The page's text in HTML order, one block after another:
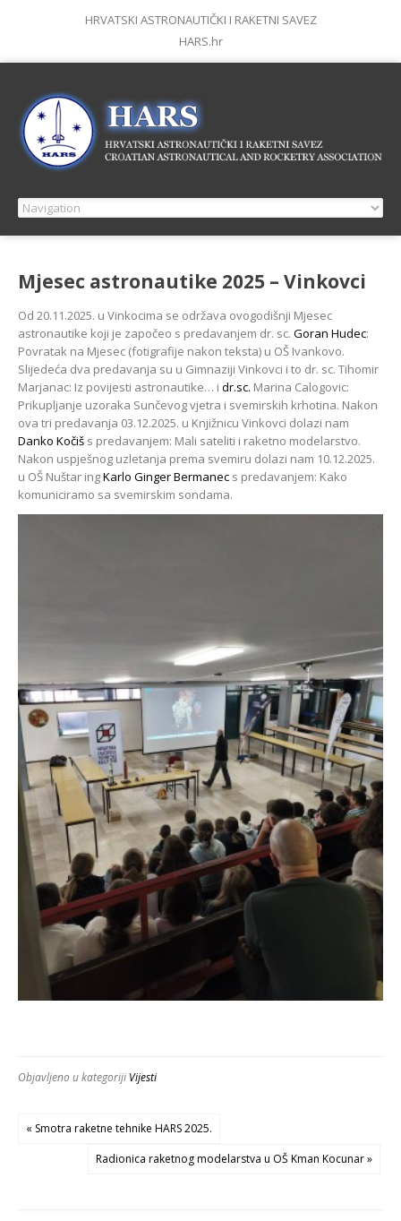
HRVATSKI ASTRONAUTIČKI I RAKETNI SAVEZ
HARS.hr
Mjesec astronautike 2025 – Vinkovci
Od 20.11.2025. u Vinkocima se održava ovogodišnji Mjesec
astronautike koji je započeo s predavanjem dr. sc. Goran Hudec:
Povratak na Mjesec (fotigrafije nakon teksta) u OŠ Ivankovo.
Slijedeća dva predavanja su u Gimnaziji Vinkovci i to dr. sc. Tihomir
Marjanac: Iz povijesti astronautike… i dr.sc. Marina Calogovic:
Prikupljanje uzoraka Sunčevog vjetra i svemirskih krhotina. Nakon
ova tri predavanja 03.12.2025. u Knjižnicu Vinkovci dolazi nam
Danko Kočiš s predavanjem: Mali sateliti i raketno modelarstvo.
Nakon uspješnog uzletanja prema svemiru dolazi nam 10.12.2025.
u OŠ Nuštar ingKarlo Ginger Bermanec s predavanjem: Kako
komuniciramo sa svemirskim sondama.
Objavljeno u kategoriji Vijesti
« Smotra raketne tehnike HARS 2025.
Radionica raketnog modelarstva u OŠ Kman Kocunar »